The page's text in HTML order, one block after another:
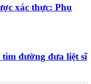
xác thực: Phụ
đường đưa liệt sĩ